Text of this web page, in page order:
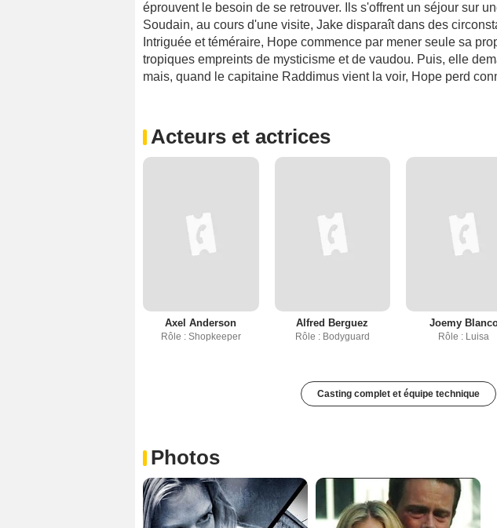
éprouvent le besoin de se retrouver. Ils s'offrent un séjour sur
Soudain, au cours d'une visite, Jake disparaît dans des
Intriguée et téméraire, Hope commence par mener seule sa
tropiques empreints de mysticisme et de vaudou. Puis, elle
mais, quand le capitaine Raddimus vient la voir, Hope perd
Acteurs et actrices
Axel Anderson
Rôle : Shopkeeper
Alfred Berguez
Rôle : Bodyguard
Joemy
Rôle : Luisa
Casting complet et équipe technique
Photos